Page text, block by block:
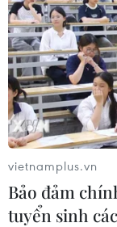
vietnamplus.vn
Bảo đảm
tuyển sinh